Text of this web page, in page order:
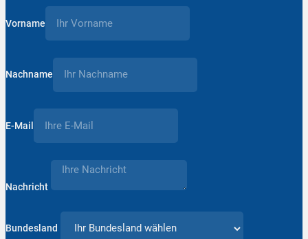
Vorname
Nachname
E-Mail
Nachricht
Bundesland